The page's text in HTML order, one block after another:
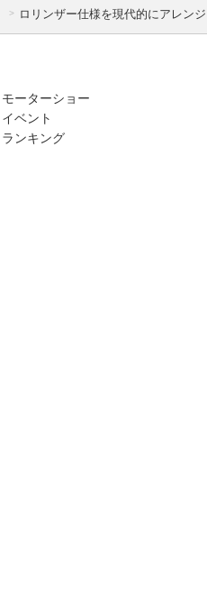
ロリンザー仕様を現代的にアレン
モーターショー
イベント
ランキング